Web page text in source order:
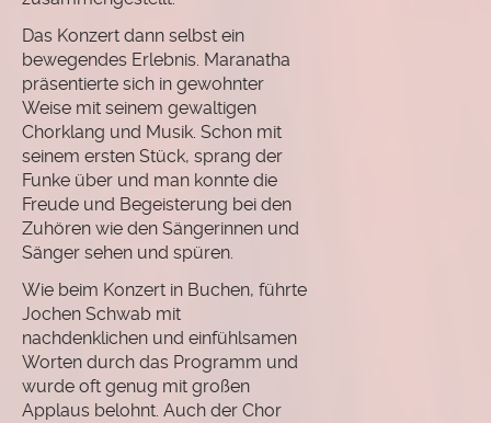
Das Konzert dann selbst ein
bewegendes Erlebnis. Maranatha
präsentierte sich in gewohnter
Weise mit seinem gewaltigen
Chorklang und Musik. Schon mit
seinem ersten Stück, sprang der
Funke über und man konnte die
Freude und Begeisterung bei den
Zuhören wie den Sängerinnen und
Sänger sehen und spüren.
Wie beim Konzert in Buchen, führte
Jochen Schwab mit
nachdenklichen und einfühlsamen
Worten durch das Programm und
wurde oft genug mit großen
Applaus belohnt. Auch der Chor